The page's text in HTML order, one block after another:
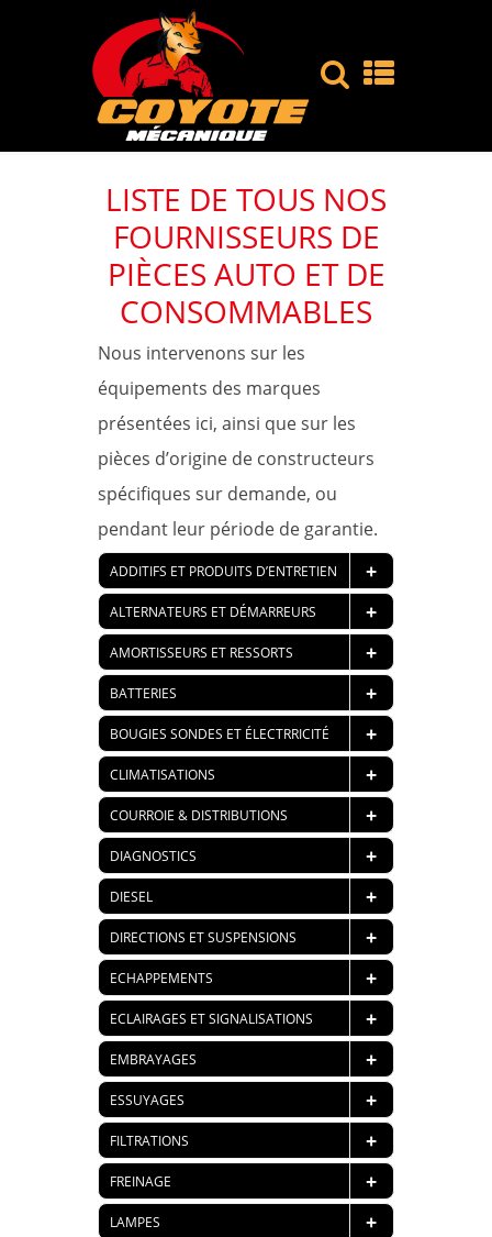
LISTE DE TOUS NOS
FOURNISSEURS DE
PIÈCES AUTO ET DE
CONSOMMABLES
Nous intervenons sur les
équipements des marques
présentées ici, ainsi que sur les
pièces d’origine de constructeurs
spécifiques sur demande, ou
pendant leur période de garantie.
ADDITIFS ET PRODUITS D’ENTRETIEN +
ALTERNATEURS ET DÉMARREURS +
AMORTISSEURS ET RESSORTS +
BATTERIES +
BOUGIES SONDES ET ÉLECTRRICITÉ +
CLIMATISATIONS +
COURROIE & DISTRIBUTIONS +
DIAGNOSTICS +
DIESEL +
DIRECTIONS ET SUSPENSIONS +
ECHAPPEMENTS +
ECLAIRAGES ET SIGNALISATIONS +
EMBRAYAGES +
ESSUYAGES +
FILTRATIONS +
FREINAGE +
LAMPES +